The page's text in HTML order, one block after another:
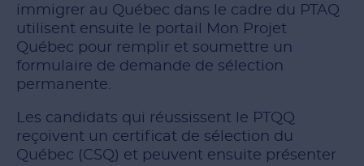
immigrer au Québec dans le cadre du PTAQ
utilisent ensuite le portail Mon Projet
Québec pour remplir et soumettre un
formulaire de demande de sélection
permanente.
Les candidats qui réussissent le PTQQ
reçoivent un certificat de sélection du
Québec (CSQ) et peuvent ensuite présenter